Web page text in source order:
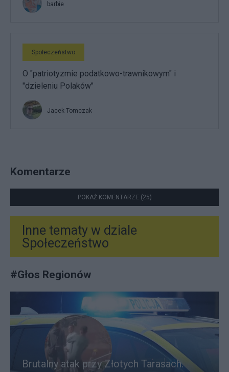
barbie
Społeczeństwo
O "patriotyzmie podatkowo-trawnikowym" i
"dzieleniu Polaków"
Jacek Tomczak
Komentarze
POKAŻ KOMENTARZE (25)
Inne tematy w dziale
Społeczeństwo
#Głos Regionów
Brutalny atak przy Złotych Tarasach.